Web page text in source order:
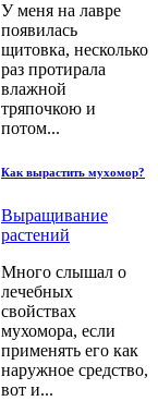
У меня на лавре
появилась
щитовка, несколько
раз протирала
влажной
тряпочкою и
потом...
Как вырастить мухомор?
Выращивание
растений
Много слышал о
лечебных
свойствах
мухомора, если
применять его как
наружное средство,
вот и...